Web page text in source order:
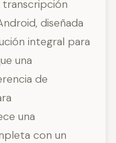
transcripción
diseñada
integral para
una
de
una
con un